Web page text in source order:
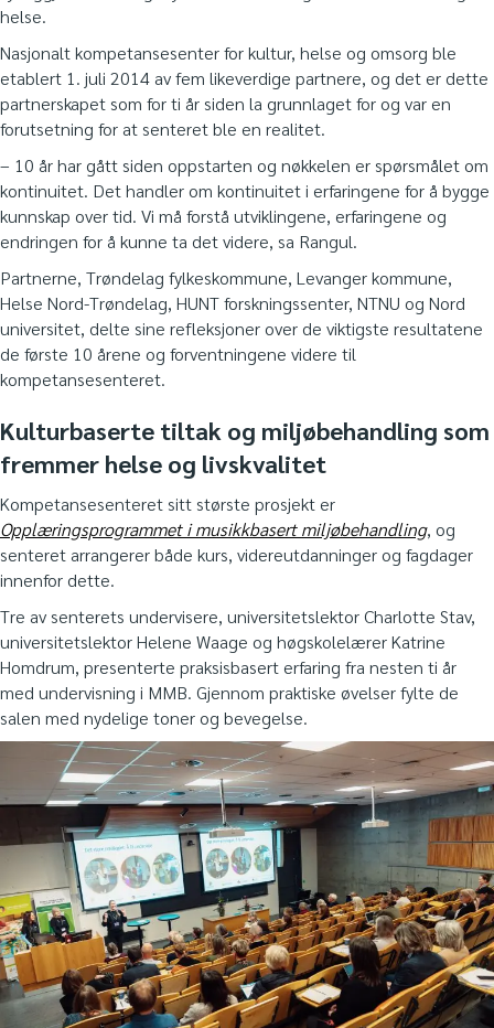
helse.
Nasjonalt kompetansesenter for kultur, helse og omsorg ble
etablert 1. juli 2014 av fem likeverdige partnere, og det er dette
partnerskapet som for ti år siden la grunnlaget for og var en
forutsetning for at senteret ble en realitet.
– 10 år har gått siden oppstarten og nøkkelen er spørsmålet om
kontinuitet. Det handler om kontinuitet i erfaringene for å bygge
kunnskap over tid. Vi må forstå utviklingene, erfaringene og
endringen for å kunne ta det videre, sa Rangul.
Partnerne, Trøndelag fylkeskommune, Levanger kommune,
Helse Nord-Trøndelag, HUNT forskningssenter, NTNU og Nord
universitet, delte sine refleksjoner over de viktigste resultatene
de første 10 årene og forventningene videre til
kompetansesenteret.
Kulturbaserte tiltak og miljøbehandling som
fremmer helse og livskvalitet
Kompetansesenteret sitt største prosjekt er
Opplæringsprogrammet i musikkbasert miljøbehandling, og
senteret arrangerer både kurs, videreutdanninger og fagdager
innenfor dette.
Tre av senterets undervisere, universitetslektor Charlotte Stav,
universitetslektor Helene Waage og høgskolelærer Katrine
Homdrum, presenterte praksisbasert erfaring fra nesten ti år
med undervisning i MMB. Gjennom praktiske øvelser fylte de
salen med nydelige toner og bevegelse.